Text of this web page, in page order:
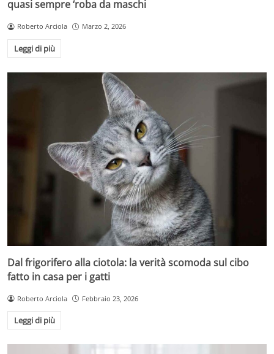
quasi sempre ‘roba da maschi
Roberto Arciola Marzo 2, 2026
Leggi di più
Dal frigorifero alla ciotola: la verità scomoda sul cibo
fatto in casa per i gatti
Roberto Arciola Febbraio 23, 2026
Leggi di più